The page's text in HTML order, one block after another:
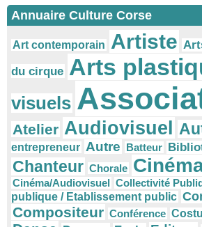
Annuaire Culture Corse
Art contemporain Artiste
du cirque Arts
visuels
Atelier Audiovisuel
entrepreneur Autre Batteur
Chanteur Chorale
Cinéma/Audiovisuel Collectivité
publique / Etablissement public
Compositeur Conférence